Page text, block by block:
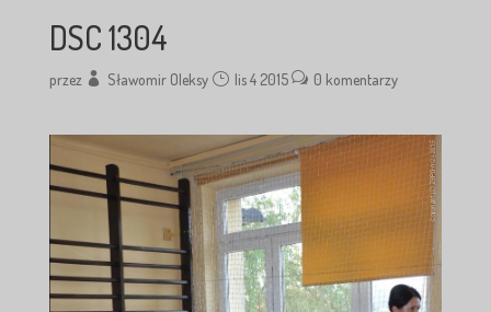
DSC 1304
przez Sławomir Oleksy lis 4 2015 0 komentarzy